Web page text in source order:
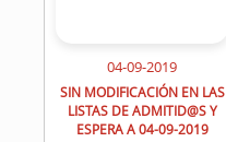
04-09-2019
SIN MODIFICACIÓN EN LAS
LISTAS DE ADMITID@S Y
ESPERA A 04-09-2019